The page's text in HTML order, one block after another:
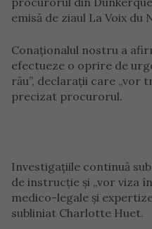
emisă de ziaul La Voix du
Conaționalul nostru a
efectueze o oprire de
rău”, declarații care „vor
precizat procurorul.
Investigațiile continuă
de instrucție și „vor viza
medico-legale și
subliniat Charlotte Huet.